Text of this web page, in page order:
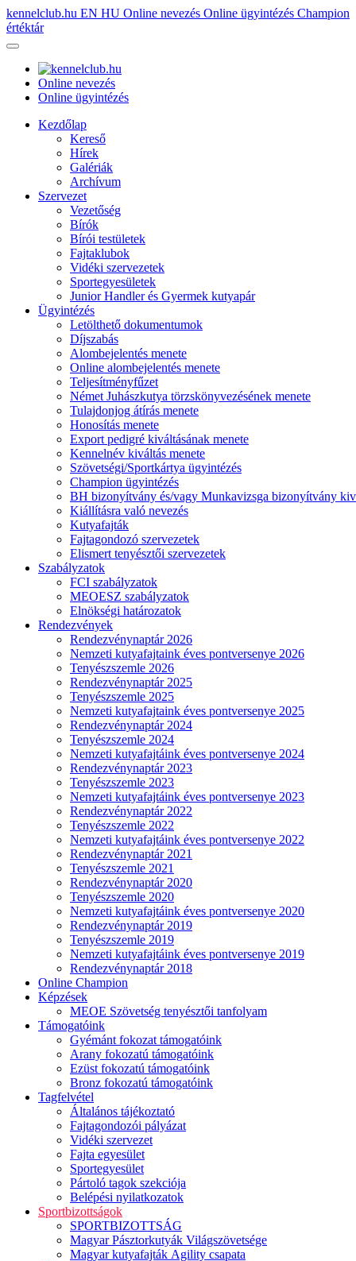
kennelclub.hu EN HU Online nevezés Online ügyintézés Champion
értéktár
Online nevezés
Online ügyintézés
Kezdőlap
Kereső
Hírek
Galériák
Archívum
Szervezet
Vezetőség
Bírók
Bírói testületek
Fajtaklubok
Vidéki szervezetek
Sportegyesületek
Junior Handler és Gyermek kutyapár
Ügyintézés
Letölthető dokumentumok
Díjszabás
Alombejelentés menete
Online alombejelentés menete
Teljesítményfűzet
Német Juhászkutya törzskönyvezésének menete
Tulajdonjog átírás menete
Honosítás menete
Export pedigré kiváltásának menete
Kennelnév kiváltás menete
Szövetségi/Sportkártya ügyintézés
Champion ügyintézés
BH bizonyítvány és/vagy Munkavizsga bizonyítvány
Kiállításra való nevezés
Kutyafajták
Fajtagondozó szervezetek
Elismert tenyésztői szervezetek
Szabályzatok
FCI szabályzatok
MEOESZ szabályzatok
Elnökségi határozatok
Rendezvények
Rendezvénynaptár 2026
Nemzeti kutyafajtaink éves pontversenye 2026
Tenyészszemle 2026
Rendezvénynaptár 2025
Tenyészszemle 2025
Nemzeti kutyafajtaink éves pontversenye 2025
Rendezvénynaptár 2024
Tenyészszemle 2024
Nemzeti kutyafajtáink éves pontversenye 2024
Rendezvénynaptár 2023
Tenyészszemle 2023
Nemzeti kutyafajtáink éves pontversenye 2023
Rendezvénynaptár 2022
Tenyészszemle 2022
Nemzeti kutyafajtáink éves pontversenye 2022
Rendezvénynaptár 2021
Tenyészszemle 2021
Rendezvénynaptár 2020
Tenyészszemle 2020
Nemzeti kutyafajtáink éves pontversenye 2020
Rendezvénynaptár 2019
Tenyészszemle 2019
Nemzeti kutyafajtáink éves pontversenye 2019
Rendezvénynaptár 2018
Online Champion
Képzések
MEOE Szövetség tenyésztői tanfolyam
Támogatóink
Gyémánt fokozat támogatóink
Arany fokozatú támogatóink
Ezüst fokozatú támogatóink
Bronz fokozatú támogatóink
Tagfelvétel
Általános tájékoztató
Fajtagondozói pályázat
Vidéki szervezet
Fajta egyesület
Sportegyesület
Pártoló tagok szekciója
Belépési nyilatkozatok
Sportbizottságok
SPORTBIZOTTSÁG
Magyar Pásztorkutyák Világszövetsége
Magyar kutyafajták Agility csapata